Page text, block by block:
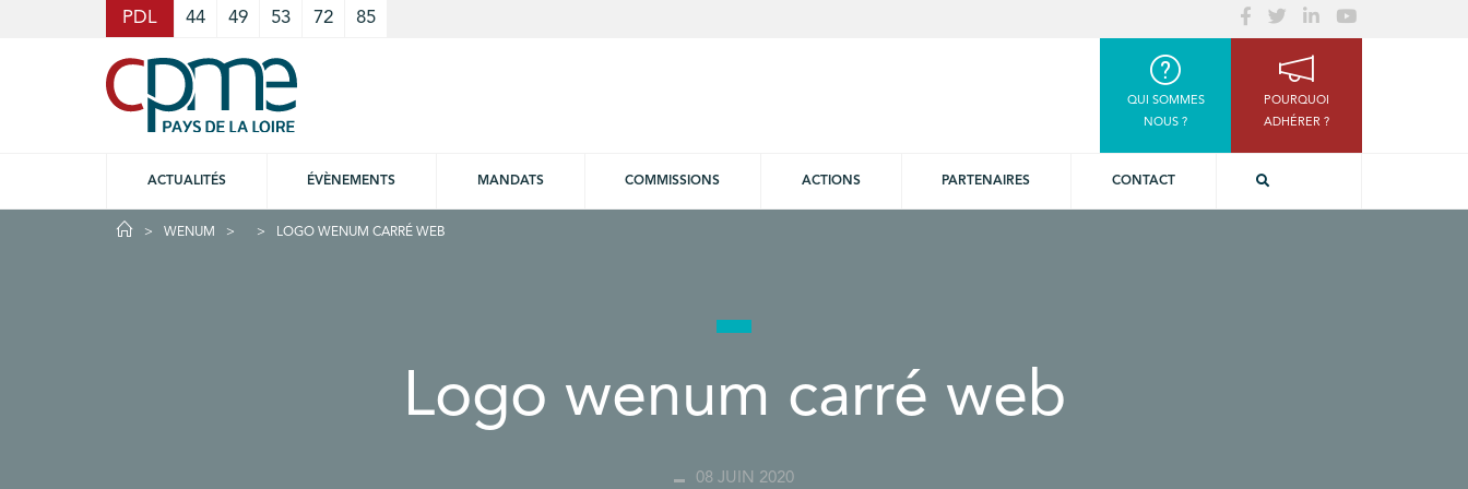
PDL 44 49 53 72 85
QUI SOMMES
NOUS ?
POURQUOI
ADHÉRER ?
ACTUALITÉS ÉVÈNEMENTS MANDATS COMMISSIONS ACTIONS PARTENAIRES CONTACT
WENUM LOGO WENUM CARRÉ WEB
Logo wenum carré web
08 JUIN 2020
Cookies management panel